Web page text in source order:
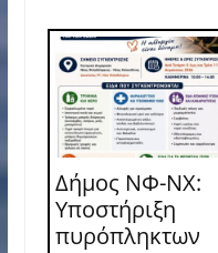
Δήμος ΝΦ-ΝΧ:
Υποστήριξη
πυρόπληκτων